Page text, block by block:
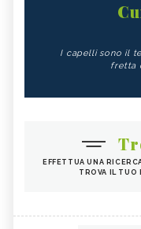
I capelli sono il
fretta
EFFETTUA UNA
TROVA IL TUO